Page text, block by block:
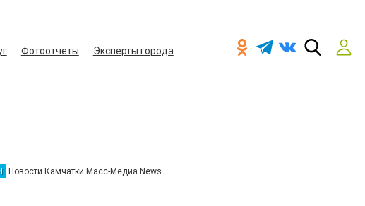
Фотоотчеты
Эксперты города
Новости Камчатки Масс-Медиа News